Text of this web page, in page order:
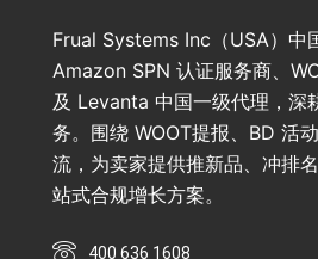
Frual Systems Inc（USA）中
Amazon SPN 认证服务商、
及 Levanta 中国一级代理，深
务。围绕 WOOT提报、BD 活
流，为卖家提供推新品、冲排
站式合规增长方案。
400 636 1608